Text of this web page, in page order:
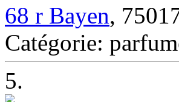
68 r Bayen,
Catégorie:
5.